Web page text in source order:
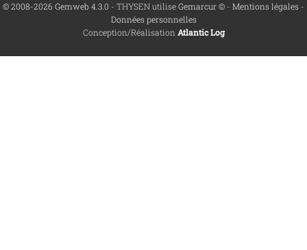
© 2008-2026 Gemweb 4.3.0 - THYSEN utiliseGemarcur © - Mentions légales -
Données personnelles
Conception/Réalisation Atlantic Log